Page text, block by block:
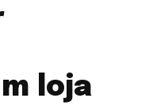
loja